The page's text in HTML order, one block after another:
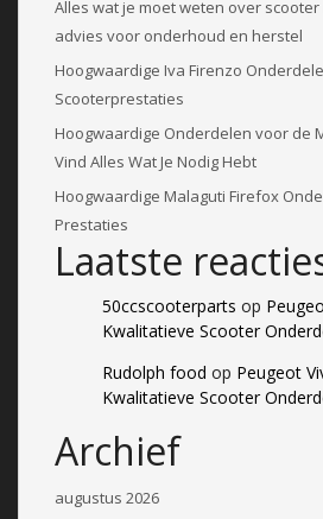
Alles wat je moet weten over
advies voor onderhoud en herstel
Hoogwaardige Iva Firenzo
Scooterprestaties
Hoogwaardige Onderdelen voor de
Vind Alles Wat Je Nodig Hebt
Hoogwaardige Malaguti Firefox
Prestaties
Laatste
50ccscooterparts op
Kwalitatieve Scooter
Rudolph food op Peugeot
Kwalitatieve Scooter
Archief
augustus 2026